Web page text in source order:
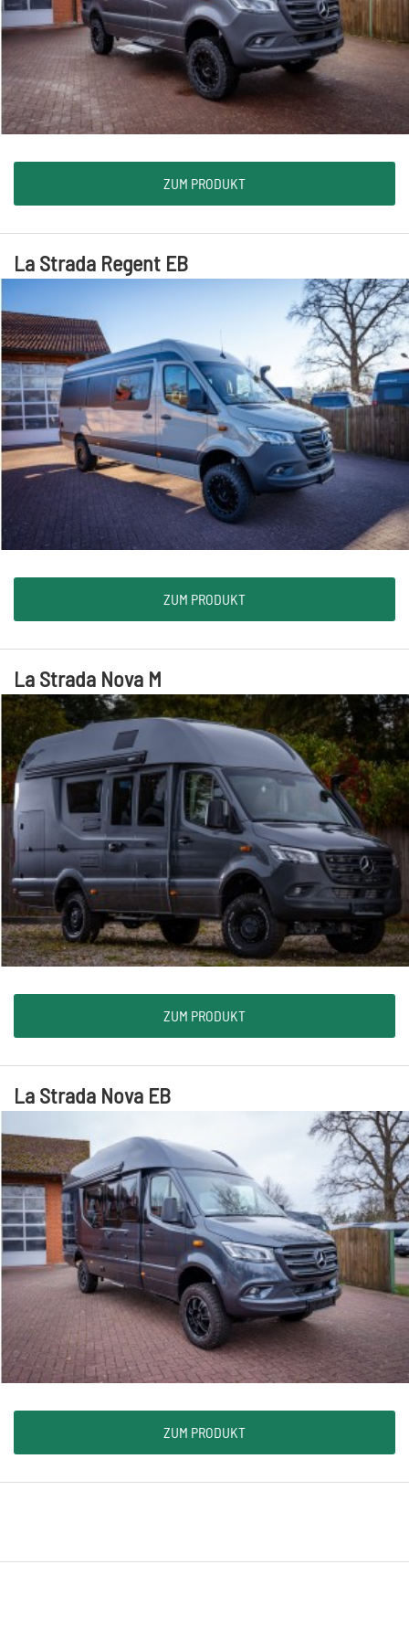
ZUM PRODUKT
La Strada Regent EB
ZUM PRODUKT
La Strada Nova M
ZUM PRODUKT
La Strada Nova EB
ZUM PRODUKT